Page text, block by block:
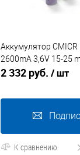
Аккумулятор
2600mA 3,6V 15-25
2 332 руб. / шт
К сравнению